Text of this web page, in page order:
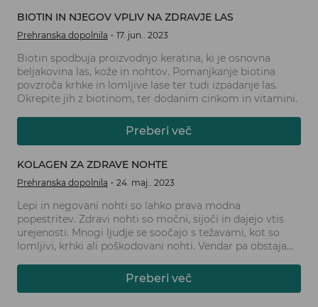
BIOTIN IN NJEGOV VPLIV NA ZDRAVJE LAS
Prehranska dopolnila 17. jun.. 2023
Biotin spodbuja proizvodnjo keratina, ki je osnovna
beljakovina las, kože in nohtov. Pomanjkanje biotina
povzroča krhke in lomljive lase ter tudi izpadanje las.
Okrepite jih z biotinom, ter dodanim cinkom in vitamini.
Preberi več
KOLAGEN ZA ZDRAVE NOHTE
Prehranska dopolnila 24. maj.. 2023
Lepi in negovani nohti so lahko prava modna
popestritev. Zdravi nohti so močni, sijoči in dajejo vtis
urejenosti. Mnogi ljudje se soočajo s težavami, kot so
lomljivi, krhki ali poškodovani nohti. Vendar pa obstaja
Preberi več